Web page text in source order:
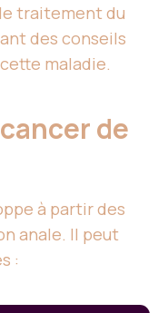
traitement du
des conseils
maladie.
de
à partir des
anale. Il peut
: